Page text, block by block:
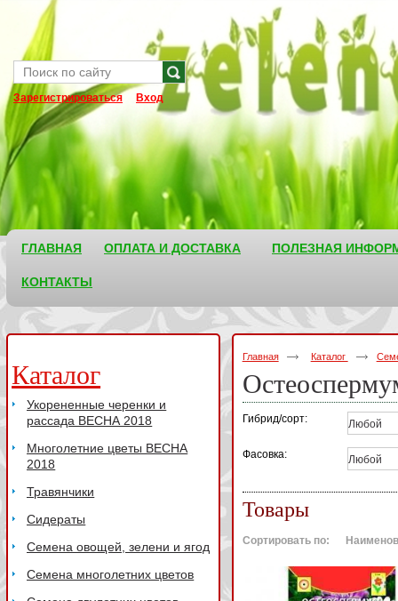
Зарегистрироваться Вход
ГЛАВНАЯ ОПЛАТА И ДОСТАВКА ПОЛЕЗНАЯ
КОНТАКТЫ
Каталог
Укорененные черенки и
рассада ВЕСНА 2018
Многолетние цветы ВЕСНА
2018
Травянчики
Сидераты
Семена овощей, зелени и ягод
Семена многолетних цветов
Главная Каталог
Любой
Гибрид/сорт:
Любой
Фасовка:
Товары
Сортировать по: